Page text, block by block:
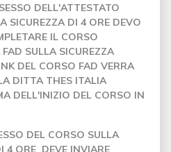
DELL'ATTESTATO
SICUREZZA DI 4 ORE DEVO
IL CORSO
SULLA SICUREZZA
DEL CORSO FAD VERRA
DITTA THES ITALIA
DELL'INIZIO DEL CORSO IN
DEL CORSO SULLA
4 ORE DEVE INVIARE